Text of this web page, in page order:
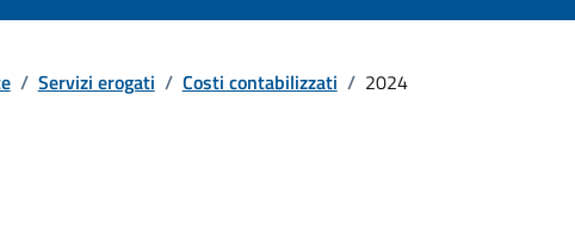
/ Servizi erogati / Costi contabilizzati / 2024